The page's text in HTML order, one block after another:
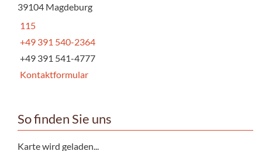
39104 Magdeburg
115
+49 391 540-2364
+49 391 541-4777
Kontaktformular
So finden Sie uns
Karte wird geladen...